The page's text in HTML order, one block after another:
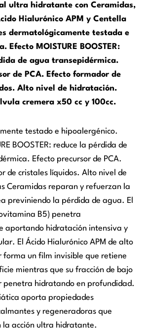
ultra hidratante con Ceramidas,
Hialurónico APM y Centella
dermatológicamente testada e
Efecto MOISTURE BOOSTER:
de agua transepidérmica.
de PCA. Efecto formador de
Alto nivel de hidratación.
cremera x50 cc y 100cc.
testado e hipoalergénico.
BOOSTER: reduce la pérdida de
Efecto precursor de PCA.
de cristales líquidos. Alto nivel de
Ceramidas reparan y refuerzan la
previniendo la pérdida de agua. El
B5) penetra
aportando hidratación intensiva y
El Ácido Hialurónico APM de alto
forma un film invisible que retiene
mientras que su fracción de bajo
penetra hidratando en profundidad.
aporta propiedades
y regeneradoras que
la acción ultra hidratante.